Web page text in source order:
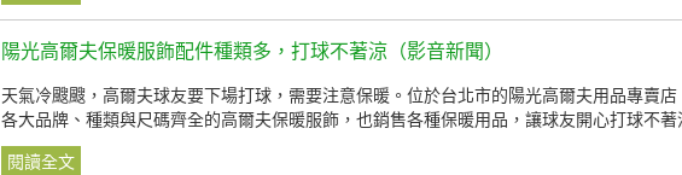
陽光高爾夫保暖服飾配件種類多，打球不著涼（影音新聞）
天氣冷颼颼，高爾夫球友要下場打球，需要注意保暖。位於台北市的陽光高爾夫用品專賣
各大品牌、種類與尺碼齊全的高爾夫保暖服飾，也銷售各種保暖用品，讓球友開心打球不著
閱讀全文